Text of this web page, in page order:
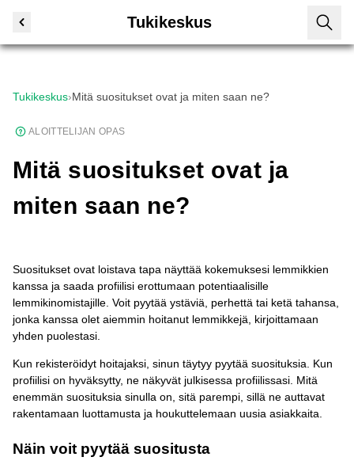
Tukikeskus
Tukikeskus›Mitä suositukset ovat ja miten saan ne?
ALOITTELIJAN OPAS
Mitä suositukset ovat ja
miten saan ne?
Suositukset ovat loistava tapa näyttää kokemuksesi lemmikkien
kanssa ja saada profiilisi erottumaan potentiaalisille
lemmikinomistajille. Voit pyytää ystäviä, perhettä tai ketä tahansa,
jonka kanssa olet aiemmin hoitanut lemmikkejä, kirjoittamaan
yhden puolestasi.
Kun rekisteröidyt hoitajaksi, sinun täytyy pyytää suosituksia. Kun
profiilisi on hyväksytty, ne näkyvät julkisessa profiilissasi. Mitä
enemmän suosituksia sinulla on, sitä parempi, sillä ne auttavat
rakentamaan luottamusta ja houkuttelemaan uusia asiakkaita.
Näin voit pyytää suositusta